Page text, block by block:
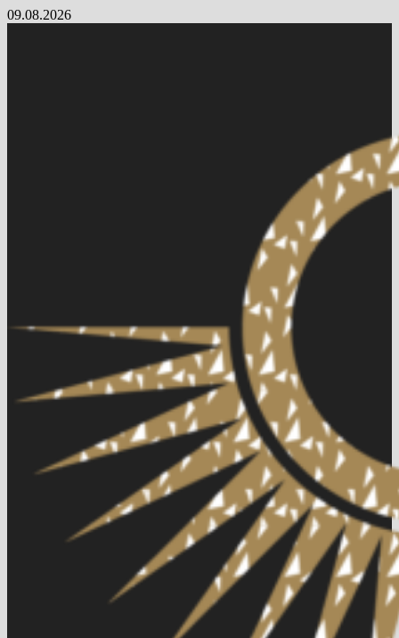
Skip
09.08.2026